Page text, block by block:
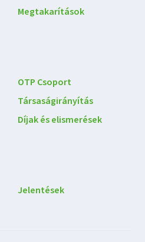
Megtakarítások
OTP Csoport
Társaságirányítás
Díjak és elismerések
Jelentések